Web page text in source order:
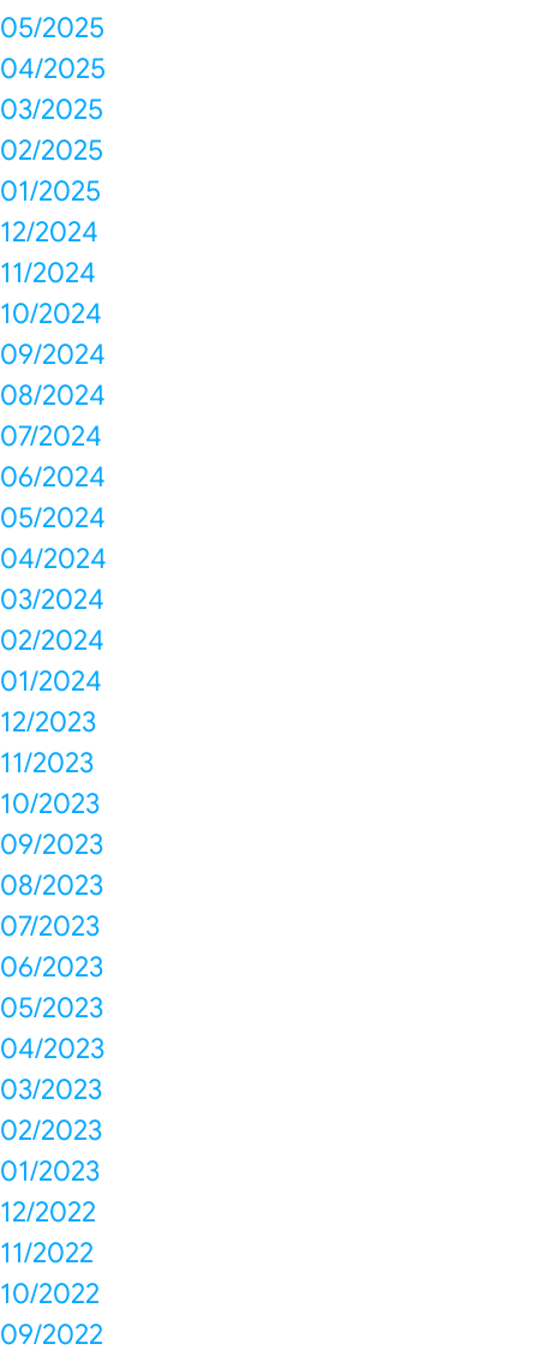
05/2025
04/2025
03/2025
02/2025
01/2025
12/2024
11/2024
10/2024
09/2024
08/2024
07/2024
06/2024
05/2024
04/2024
03/2024
02/2024
01/2024
12/2023
11/2023
10/2023
09/2023
08/2023
07/2023
06/2023
05/2023
04/2023
03/2023
02/2023
01/2023
12/2022
11/2022
10/2022
09/2022